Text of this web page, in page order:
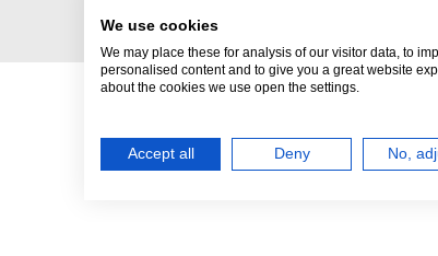
We use cookies
We may place these for analysis of our visitor data, to
personalised content and to give you a great website
about the cookies we use open the settings.
Accept all Deny No,